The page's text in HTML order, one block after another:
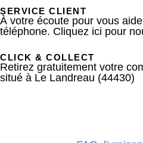
SERVICE CLIENT
À votre écoute pour vous
téléphone. Cliquez ici pour
CLICK & COLLECT
Retirez gratuitement votre
situé à Le Landreau (44430)